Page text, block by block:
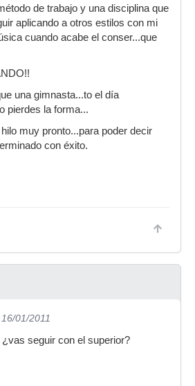
de trabajo y una disciplina que
aplicando a otros estilos con mi
cuando acabe el conser...que
una gimnasta...to el día
pierdes la forma...
muy pronto...para poder decir
con éxito.
01/2011
¿vas seguir con el superior?